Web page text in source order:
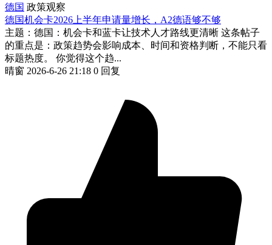
德国 政策观察
德国机会卡2026上半年申请量增长，A2德语够不够
主题：德国：机会卡和蓝卡让技术人才路线更清晰 这条帖子
的重点是：政策趋势会影响成本、时间和资格判断，不能只看
标题热度。 你觉得这个趋...
晴窗 2026-6-26 21:18 0 回复